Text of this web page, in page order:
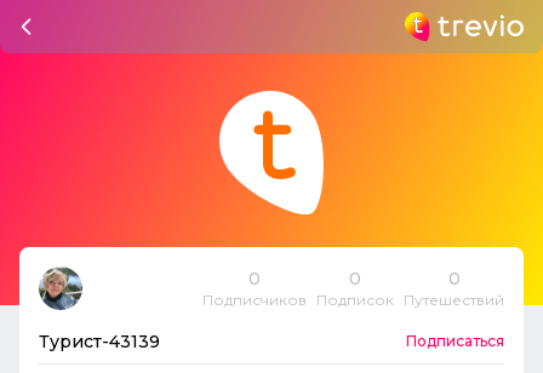
0
Подписчиков
0
Подписок
0
Путешествий
Турист-43139 Подписаться